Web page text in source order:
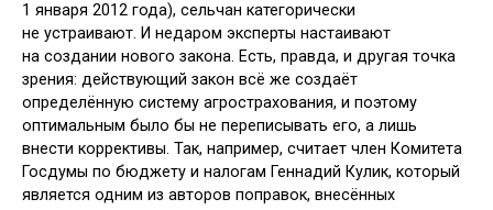
1 января 2012 года), сельчан категорически
не устраивают. И недаром эксперты настаивают
на создании нового закона. Есть, правда, и другая точка
зрения: действующий закон всё же создаёт
определённую систему агрострахования, и поэтому
оптимальным было бы не переписывать его, а лишь
внести коррективы. Так, например, считает член Комитета
Госдумы по бюджету и налогам Геннадий Кулик, который
является одним из авторов поправок, внесённых